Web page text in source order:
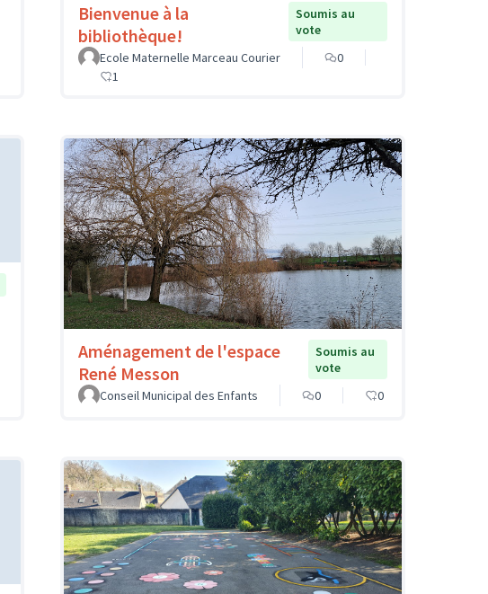
Bienvenue à la
bibliothèque!
Soumis au
vote
Ecole Maternelle Marceau Courier
0
1
Aménagement de l'espace
René Messon
Soumis au
vote
Conseil Municipal des Enfants
0 0